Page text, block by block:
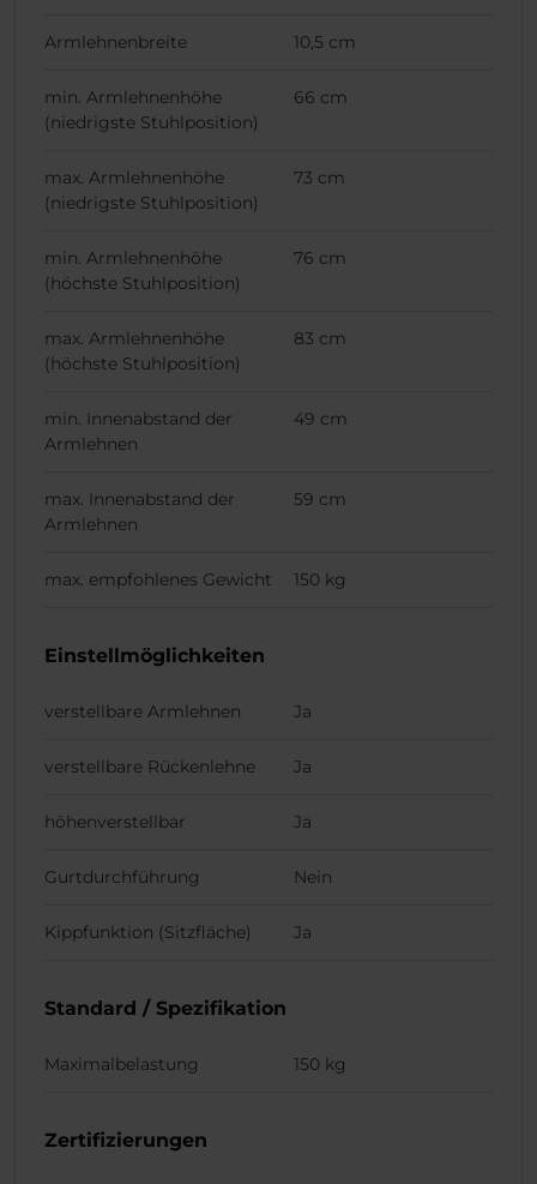
Armlehnenbreite 10,5 cm
min. Armlehnenhöhe
(niedrigste Stuhlposition)
66 cm
max. Armlehnenhöhe
(niedrigste Stuhlposition)
73 cm
min. Armlehnenhöhe
(höchste Stuhlposition)
76 cm
max. Armlehnenhöhe
(höchste Stuhlposition)
83 cm
min. Innenabstand der
Armlehnen
49 cm
max. Innenabstand der
Armlehnen
59 cm
max. empfohlenes Gewicht 150 kg
Einstellmöglichkeiten
verstellbare Armlehnen Ja
verstellbare Rückenlehne Ja
höhenverstellbar Ja
Gurtdurchführung Nein
Kippfunktion (Sitzfläche) Ja
Standard / Spezifikation
Maximalbelastung 150 kg
Zertifizierungen